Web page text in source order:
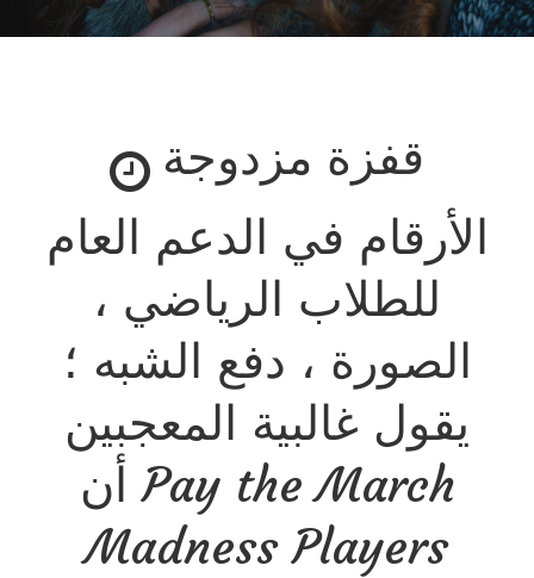
قفزة مزدوجة
الأرقام في الدعم العام
للطلاب الرياضي ،
الصورة ، دفع الشبه ؛
يقول غالبية المعجبين
أن Pay the March
Madness Players